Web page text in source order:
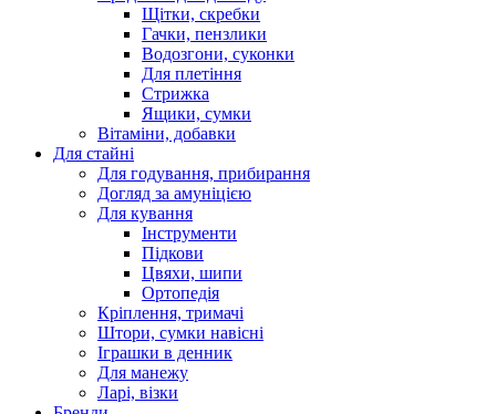
Щітки, скребки
Гачки, пензлики
Водозгони, суконки
Для плетіння
Стрижка
Ящики, сумки
Вітаміни, добавки
Для стайні
Для годування, прибирання
Догляд за амуніцією
Для кування
Інструменти
Підкови
Цвяхи, шипи
Ортопедія
Кріплення, тримачі
Штори, сумки навісні
Іграшки в денник
Для манежу
Ларі, візки